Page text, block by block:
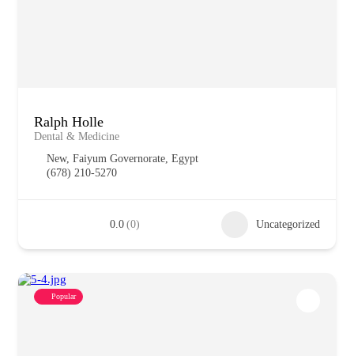
Ralph Holle
Dental & Medicine
New, Faiyum Governorate, Egypt
(678) 210-5270
0.0 (0) Uncategorized
Popular